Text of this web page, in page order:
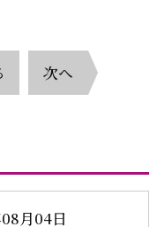
次へ
月04日